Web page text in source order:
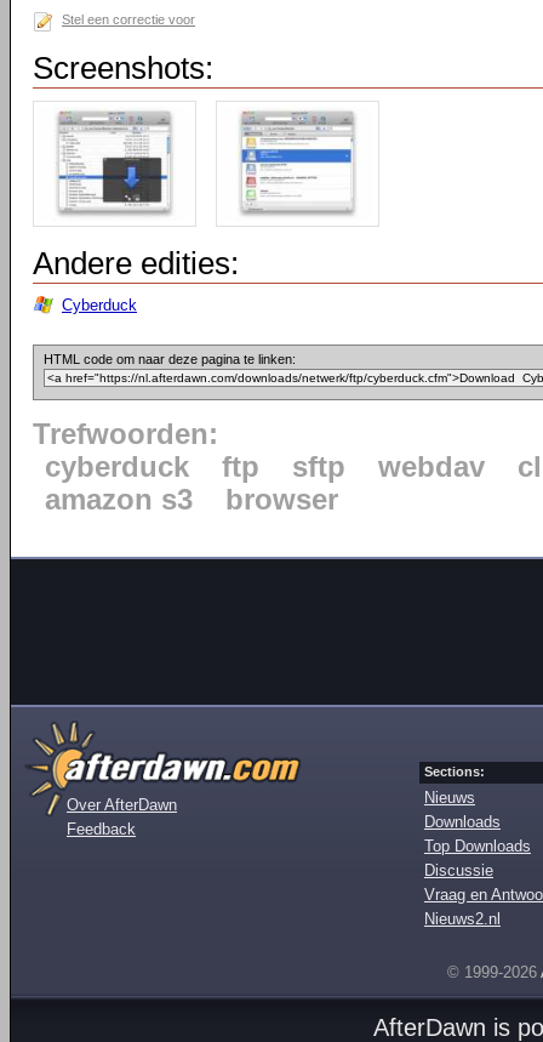
Stel een correctie voor
Screenshots:
Andere edities:
Cyberduck
HTML code om naar deze pagina te linken:
Trefwoorden:
cyberduck
ftp sftp webdav
amazon s3
browser
Over AfterDawn
Feedback
Sections:
Nieuws
Downloads
Top Downloads
Discussie
Vraag en
Nieuws2.nl
© 1999-2026
AfterDawn is